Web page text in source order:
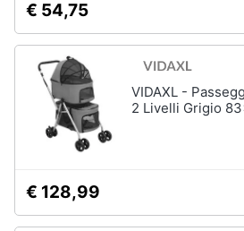
€ 54,75
VIDAXL -
2 Livelli Grigio
€ 128,99